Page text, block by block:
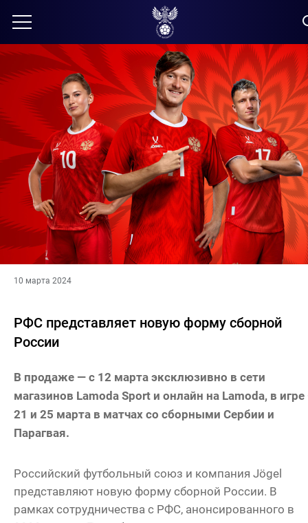
10 марта 2024
РФС представляет новую форму сборной
России
В продаже — с 12 марта эксклюзивно в сети
магазинов Lamoda Sport и онлайн на Lamoda, в
21 и 25 марта в матчах со сборными Сербии и
Парагвая.
Российский футбольный союз и компания Jögel
представляют новую форму сборной России. В
рамках сотрудничества с РФС, анонсированного в